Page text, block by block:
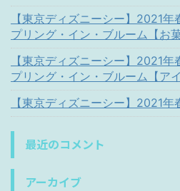
【東京ディズニーシー】2021
プリング・イン・ブルーム【お菓
【東京ディズニーシー】2021
プリング・イン・ブルーム【アイ
【東京ディズニーシー】2021
最近のコメント
アーカイブ